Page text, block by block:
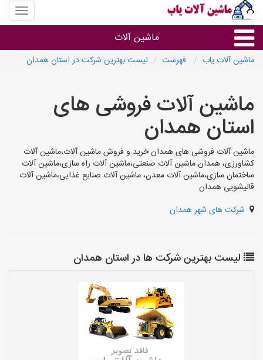
منوی
سایت
آلات
ماشین آلات
سایر گروه ها
ماشین آلات
ماشین آلات یاب فهرست لیست بهترین شرکت در استان همدان
ماشین آلات فروشی های
استان همدان
ماشین آلات فروشی های همدان خرید و فروش ماشین آلات،ماشین آلات
کشاورزی، همدان ماشین آلات صنعتی،ماشین آلات راه سازی،ماشین آلات
ساختمان سازی،ماشین آلات معدن، ماشین آلات صنایع غذایی،ماشین آلات
قالیشویی همدان
شرکت های شهر همدان
لیست بهترین شرکت ها در استان همدان